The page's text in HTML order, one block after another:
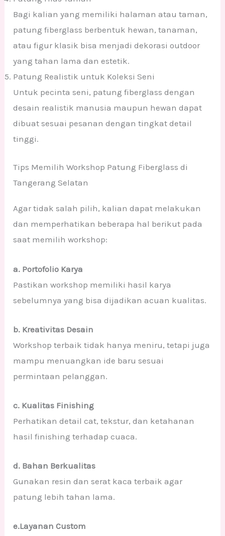
Bagi kalian yang memiliki halaman atau taman,
patung fiberglass berbentuk hewan, tanaman,
atau figur klasik bisa menjadi dekorasi outdoor
yang tahan lama dan estetik.
Patung Realistik untuk Koleksi Seni
Untuk pecinta seni, patung fiberglass dengan
desain realistik manusia maupun hewan dapat
dibuat sesuai pesanan dengan tingkat detail
tinggi.
Tips Memilih Workshop Patung Fiberglass di
Tangerang Selatan
Agar tidak salah pilih, kalian dapat melakukan
dan memperhatikan beberapa hal berikut pada
saat memilih workshop:
a. Portofolio Karya
Pastikan workshop memiliki hasil karya
sebelumnya yang bisa dijadikan acuan kualitas.
b. Kreativitas Desain
Workshop terbaik tidak hanya meniru, tetapi juga
mampu menuangkan ide baru sesuai
permintaan pelanggan.
c. Kualitas Finishing
Perhatikan detail cat, tekstur, dan ketahanan
hasil finishing terhadap cuaca.
d. Bahan Berkualitas
Gunakan resin dan serat kaca terbaik agar
patung lebih tahan lama.
e.Layanan Custom